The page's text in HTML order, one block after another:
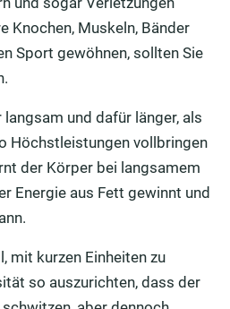
Knochen, Muskeln, Bänder
Sport gewöhnen, sollten Sie
und dafür länger, als
Höchstleistungen vollbringen
der Körper bei langsamem
Energie aus Fett gewinnt und
mit kurzen Einheiten zu
so auszurichten, dass der